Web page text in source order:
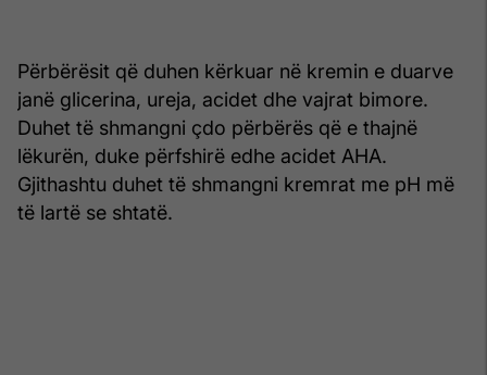
Përbërësit që duhen kërkuar në kremin e duarve
janë glicerina, ureja, acidet dhe vajrat bimore.
Duhet të shmangni çdo përbërës që e thajnë
lëkurën, duke përfshirë edhe acidet AHA.
Gjithashtu duhet të shmangni kremrat me pH më
të lartë se shtatë.